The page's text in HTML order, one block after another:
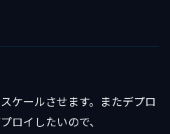
ケールさせます。またデプロ
ロイしたいので、